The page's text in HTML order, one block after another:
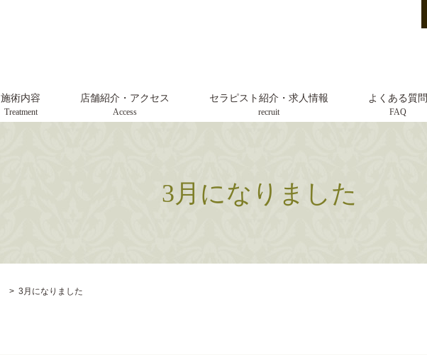
施術内容
Treatment
店舗紹介・アクセス
Access
セラピスト紹介・求人情報
recruit
よくある質問
FAQ
3月になりました
3月になりました